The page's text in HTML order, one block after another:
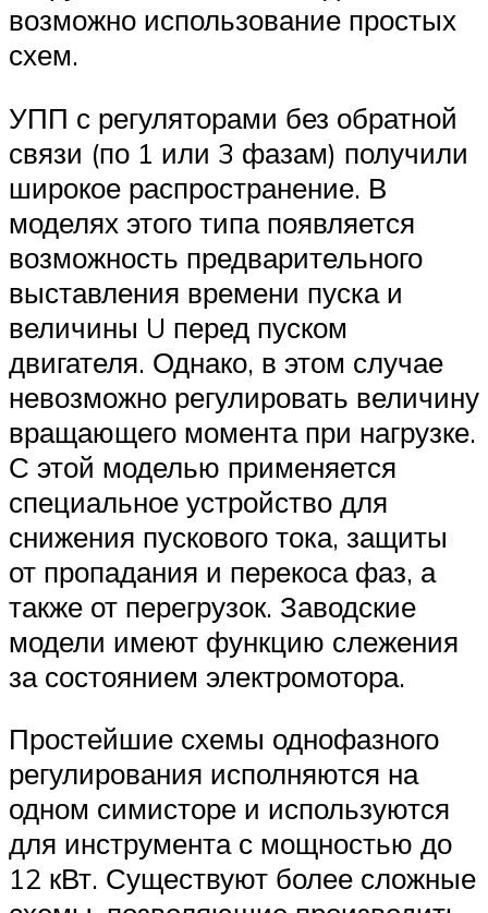
возможно использование простых
схем.
УПП с регуляторами без обратной
связи (по 1 или 3 фазам) получили
широкое распространение. В
моделях этого типа появляется
возможность предварительного
выставления времени пуска и
величины U перед пуском
двигателя. Однако, в этом случае
невозможно регулировать величину
вращающего момента при нагрузке.
С этой моделью применяется
специальное устройство для
снижения пускового тока, защиты
от пропадания и перекоса фаз, а
также от перегрузок. Заводские
модели имеют функцию слежения
за состоянием электромотора.
Простейшие схемы однофазного
регулирования исполняются на
одном симисторе и используются
для инструмента с мощностью до
12 кВт. Существуют более сложные